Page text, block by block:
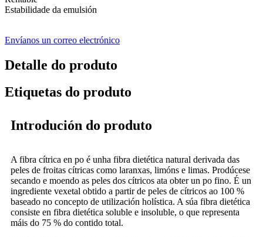
Estabilidade da emulsión
Envíanos un correo electrónico
Detalle do produto
Etiquetas do produto
Introdución do produto
A fibra cítrica en po é unha fibra dietética natural derivada das
peles de froitas cítricas como laranxas, limóns e limas. Prodúcese
secando e moendo as peles dos cítricos ata obter un po fino. É un
ingrediente vexetal obtido a partir de peles de cítricos ao 100 %
baseado no concepto de utilización holística. A súa fibra dietética
consiste en fibra dietética soluble e insoluble, o que representa
máis do 75 % do contido total.